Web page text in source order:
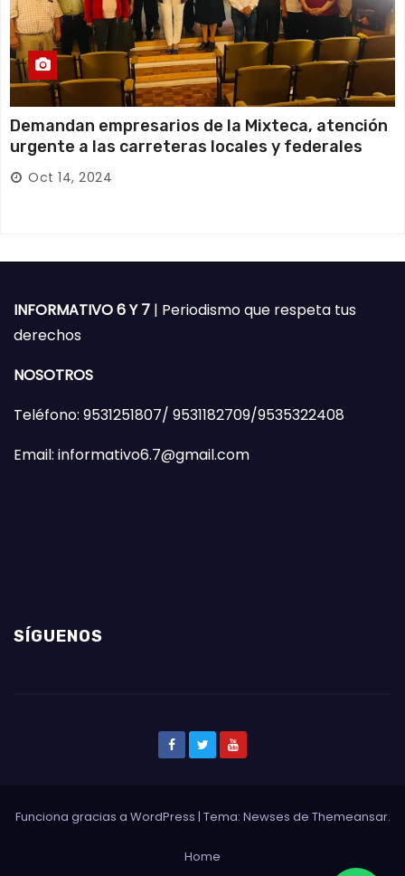
Demandan empresarios de la Mixteca, atención
urgente a las carreteras locales y federales
Oct 14, 2024
INFORMATIVO 6 Y 7 | Periodismo que respeta tus
derechos
NOSOTROS
Teléfono: 9531251807/ 9531182709/9535322408
Email: informativo6.7@gmail.com
SÍGUENOS
Funciona gracias a WordPress | Tema: Newses de Themeansar.
Home